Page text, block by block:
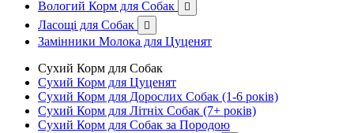
Вологий Корм для Собак 
Ласощі для Собак 
Замінники Молока для Цуценят
Сухий Корм для Собак
Сухий Корм для Цуценят
Сухий Корм для Дорослих Собак (1-6 років)
Сухий Корм для Літніх Собак (7+ років)
Сухий Корм для Собак за Породою